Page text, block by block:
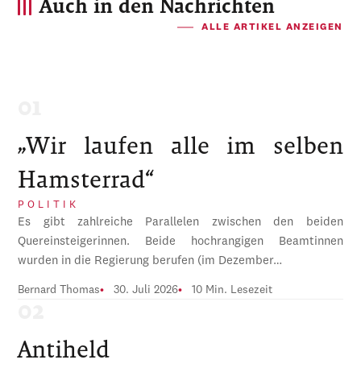
Auch in den Nachrichten
ALLE ARTIKEL ANZEIGEN
„Wir laufen alle im selben
Hamsterrad“
POLITIK
Es gibt zahlreiche Parallelen zwischen den beiden
Quereinsteigerinnen. Beide hochrangigen Beamtinnen
wurden in die Regierung berufen (im Dezember…
Bernard Thomas 30. Juli 2026 10 Min. Lesezeit
Antiheld